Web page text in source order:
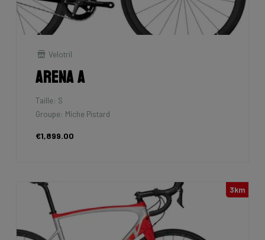
Velotril
Arena A
Taille: S
Groupe: Miche Pistard
€1,899.00
3km